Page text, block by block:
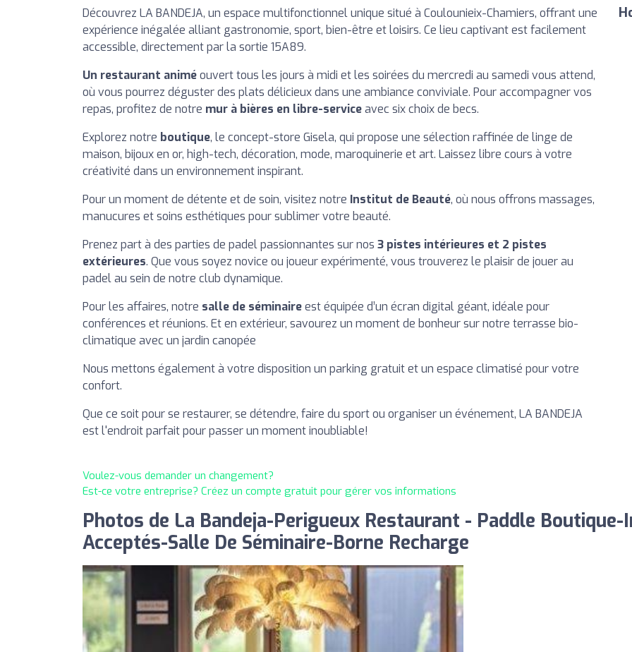
Découvrez LA BANDEJA, un espace multifonctionnel unique situé à Coulounieix-Chamiers, offrant une
expérience inégalée alliant gastronomie, sport, bien-être et loisirs. Ce lieu captivant est facilement
accessible, directement par la sortie 15A89.
Un restaurant animéouvert tous les jours à midi et les soirées du mercredi au samedi vous attend,
où vous pourrez déguster des plats délicieux dans une ambiance conviviale. Pour accompagner vos
repas, profitez de notre mur à bières en libre-serviceavec six choix de becs.
Explorez notre boutique, le concept-store Gisela, qui propose une sélection raffinée de linge de
maison, bijoux en or, high-tech, décoration, mode, maroquinerie et art. Laissez libre cours à votre
créativité dans un environnement inspirant.
Pour un moment de détente et de soin, visitez notre Institut de Beauté, où nous offrons massages,
manucures et soins esthétiques pour sublimer votre beauté.
Prenez part à des parties de padel passionnantes sur nos 3 pistes intérieures et 2 pistes
extérieures. Que vous soyez novice ou joueur expérimenté, vous trouverez le plaisir de jouer au
padel au sein de notre club dynamique.
Pour les affaires, notre salle de séminaireest équipée d’un écran digital géant, idéale pour
conférences et réunions. Et en extérieur, savourez un moment de bonheur sur notre terrasse bio-
climatique avec un jardin canopée
Nous mettons également à votre disposition un parking gratuit et un espace climatisé pour votre
confort.
Que ce soit pour se restaurer, se détendre, faire du sport ou organiser un événement, LA BANDEJA
est l'endroit parfait pour passer un moment inoubliable!
Voulez-vous demander un changement?
Est-ce votre entreprise? Créez un compte gratuit pour gérer vos informations
Photos de La Bandeja-Perigueux Restaurant - Paddle
Acceptés-Salle De Séminaire-Borne Recharge